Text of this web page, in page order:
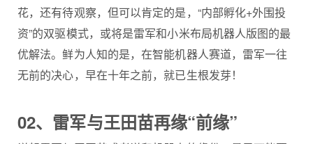
花，还有待观察，但可以肯定的是，“内部孵化+外围投
资”的双驱模式，或将是雷军和小米布局机器人版图的最
优解法。鲜为人知的是，在智能机器人赛道，雷军一往
无前的决心，早在十年之前，就已生根发芽！
02、雷军与王田苗再缘“前缘”